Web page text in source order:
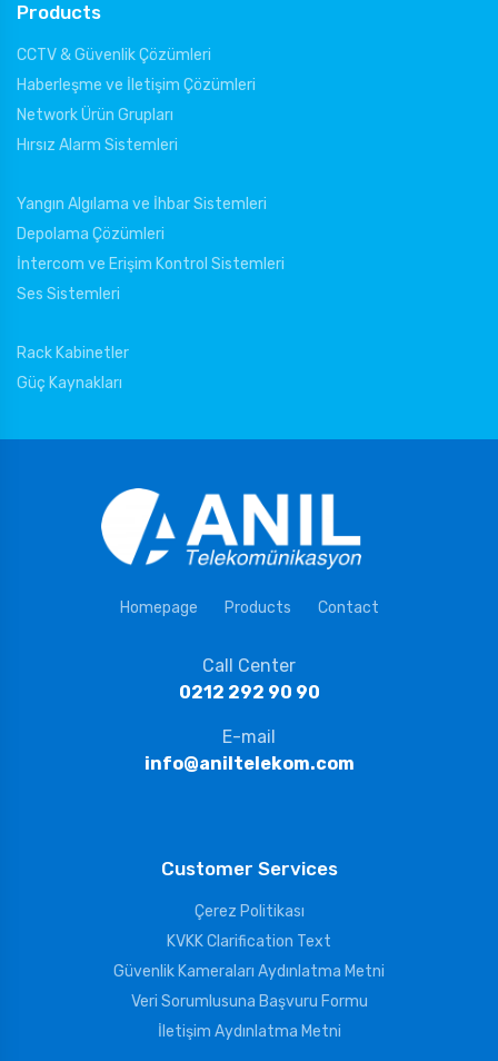
Products
CCTV & Güvenlik Çözümleri
Haberleşme ve İletişim Çözümleri
Network Ürün Grupları
Hırsız Alarm Sistemleri
Yangın Algılama ve İhbar Sistemleri
Depolama Çözümleri
İntercom ve Erişim Kontrol Sistemleri
Ses Sistemleri
Rack Kabinetler
Güç Kaynakları
Homepage Products Contact
Call Center
0212 292 90 90
E-mail
info@aniltelekom.com
Customer Services
Çerez Politikası
KVKK Clarification Text
Güvenlik Kameraları Aydınlatma Metni
Veri Sorumlusuna Başvuru Formu
İletişim Aydınlatma Metni